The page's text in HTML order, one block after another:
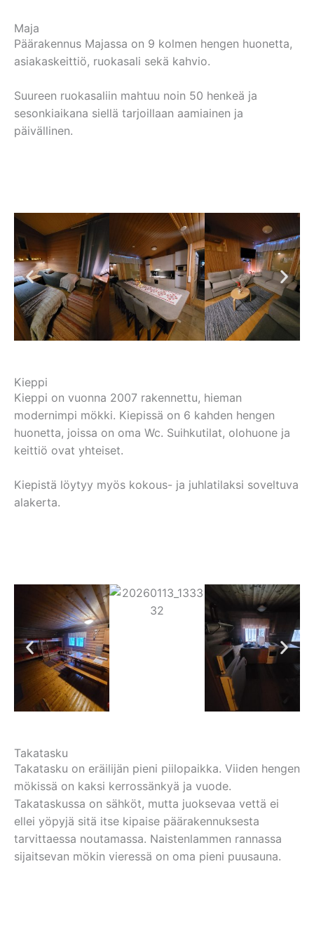
Maja
Päärakennus Majassa on 9 kolmen hengen huonetta,
asiakaskeittiö, ruokasali sekä kahvio.
Suureen ruokasaliin mahtuu noin 50 henkeä ja
sesonkiaikana siellä tarjoillaan aamiainen ja
päivällinen.
Kieppi
Kieppi on vuonna 2007 rakennettu, hieman
modernimpi mökki. Kiepissä on 6 kahden hengen
huonetta, joissa on oma Wc. Suihkutilat, olohuone ja
keittiö ovat yhteiset.
Kiepistä löytyy myös kokous- ja juhlatilaksi soveltuva
alakerta.
Takatasku
Takatasku on eräilijän pieni piilopaikka. Viiden hengen
mökissä on kaksi kerrossänkyä ja vuode.
Takataskussa on sähköt, mutta juoksevaa vettä ei
ellei yöpyjä sitä itse kipaise päärakennuksesta
tarvittaessa noutamassa. Naistenlammen rannassa
sijaitsevan mökin vieressä on oma pieni puusauna.